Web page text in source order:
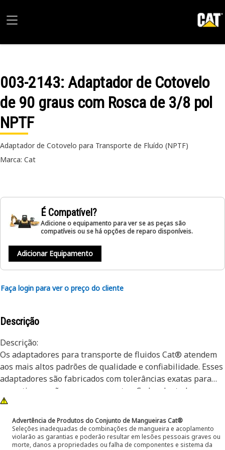
003-2143: Adaptador de Cotovelo
de 90 graus com Rosca de 3/8 pol
NPTF
Adaptador de Cotovelo para Transporte de Fluído (NPTF)
Marca: Cat
É Compatível?
Adicione o equipamento para ver se as peças são
compatíveis ou se há opções de reparo disponíveis.
Adicionar Equipamento
Faça login para ver o preço do cliente
Descrição
Descrição:
Os adaptadores para transporte de fluidos Cat® atendem
aos mais altos padrões de qualidade e confiabilidade. Esses
adaptadores são fabricados com tolerâncias exatas para
garantir conexões sem vazamentos. Cada adaptador para
transporte de fluidos Cat é projetado para atingir ou
exceder os padrões do setor quanto à pressão operacional,
capacidade de torque de montagem e proteção contra
corrosão para garantir uma vida útil longa e funcionalidade
Advertência de Produtos do Conjunto de Mangueiras Cat®
Seleções inadequadas de combinações de mangueira e acoplamento
violarão as garantias e poderão resultar em lesões pessoais graves ou
morte, danos a propriedades ou falha de componentes e sistema da